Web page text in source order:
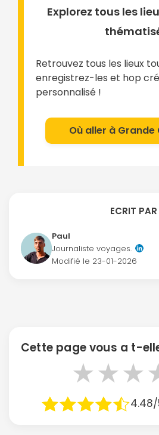
Explorez tous les
Retrouvez tous les lieux
enregistrez-les et hop
personnalisé !
Où aller à Grande
ECRIT PAR
Paul
Journaliste voyages.
Modifié le 23-01-2026
Cette page vous a t-
★
★
★